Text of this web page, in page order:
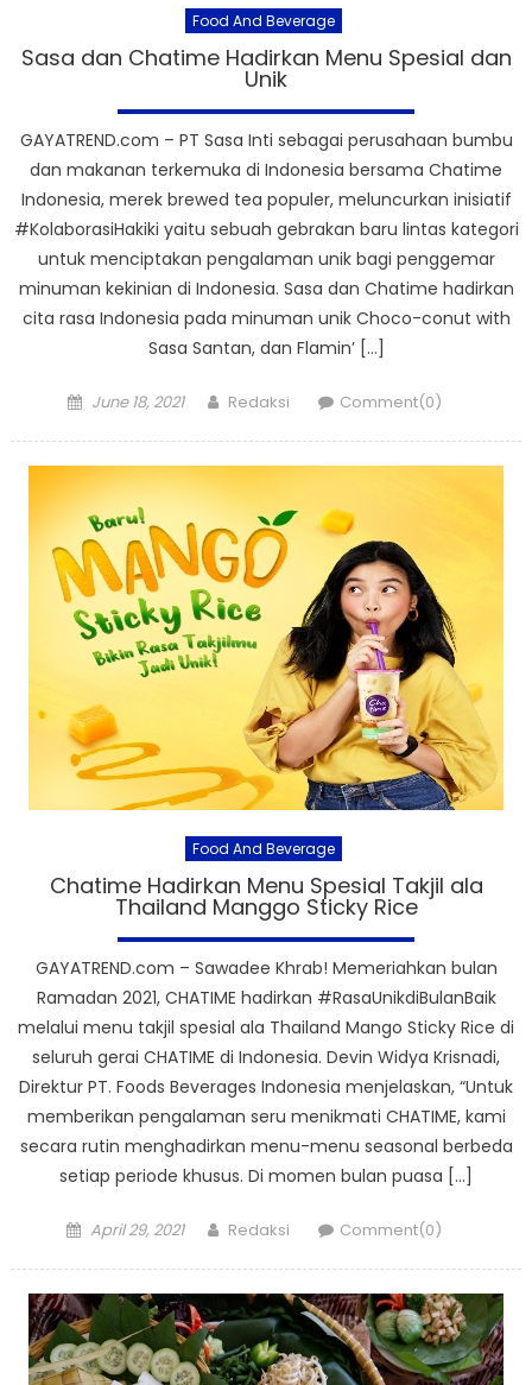
Food And Beverage
Sasa dan Chatime Hadirkan Menu Spesial dan
Unik
GAYATREND.com – PT Sasa Inti sebagai perusahaan bumbu
dan makanan terkemuka di Indonesia bersama Chatime
Indonesia, merek brewed tea populer, meluncurkan inisiatif
#KolaborasiHakiki yaitu sebuah gebrakan baru lintas kategori
untuk menciptakan pengalaman unik bagi penggemar
minuman kekinian di Indonesia. Sasa dan Chatime hadirkan
cita rasa Indonesia pada minuman unik Choco-conut with
Sasa Santan, dan Flamin’ […]
Posted
June 18, 2021 Author
Redaksi Comment(0)
Food And Beverage
Chatime Hadirkan Menu Spesial Takjil ala
Thailand Manggo Sticky Rice
GAYATREND.com – Sawadee Khrab! Memeriahkan bulan
Ramadan 2021, CHATIME hadirkan #RasaUnikdiBulanBaik
melalui menu takjil spesial ala Thailand Mango Sticky Rice di
seluruh gerai CHATIME di Indonesia. Devin Widya Krisnadi,
Direktur PT. Foods Beverages Indonesia menjelaskan, “Untuk
memberikan pengalaman seru menikmati CHATIME, kami
secara rutin menghadirkan menu-menu seasonal berbeda
setiap periode khusus. Di momen bulan puasa […]
Posted
April 29, 2021 Author
Redaksi Comment(0)